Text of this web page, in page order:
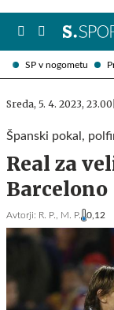
SP v nogometu
Sreda, 5. 4. 2023, 23.00
Španski pokal,
Real za
Barcelono
Avtorji: R. P., M. P. 0,12